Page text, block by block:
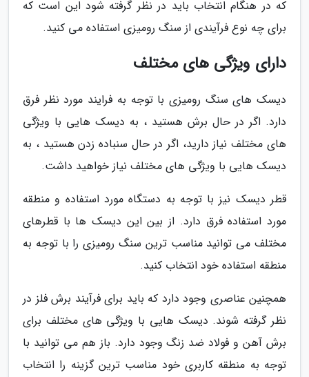
که در هنگام انتخاب باید در نظر گرفته شود این است که
برای چه نوع فرآیندی از سنگ رومیزی استفاده می کنید.
دارای ویژگی های مختلف
دیسک های سنگ رومیزی با توجه به فرایند مورد نظر فرق
دارد. اگر در حال برش هستید ، به دیسک هایی با ویژگی
های مختلف نیاز دارید، اگر در حال سنباده زدن هستید ، به
دیسک هایی با ویژگی های مختلف نیاز خواهید داشت.
قطر دیسک نیز با توجه به دستگاه مورد استفاده و منطقه
مورد استفاده فرق دارد. از بین این دیسک ها با قطرهای
مختلف می توانید مناسب ترین سنگ رومیزی را با توجه به
منطقه استفاده خود انتخاب کنید.
همچنین عناصری وجود دارد که باید برای فرآیند برش فلز در
نظر گرفته شوند. دیسک هایی با ویژگی های مختلف برای
برش آهن و فولاد ضد زنگ وجود دارد. باز هم می توانید با
توجه به منطقه کاربری خود مناسب ترین گزینه را انتخاب